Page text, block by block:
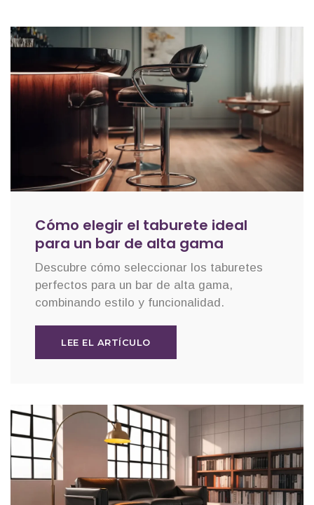
Cómo elegir el taburete ideal
para un bar de alta gama
Descubre cómo seleccionar los taburetes
perfectos para un bar de alta gama,
combinando estilo y funcionalidad.
LEE EL ARTÍCULO